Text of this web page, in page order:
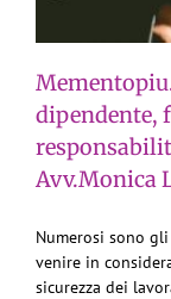
dipendente,
Avv.Monica
Numerosi sono
venire in
sicurezza dei